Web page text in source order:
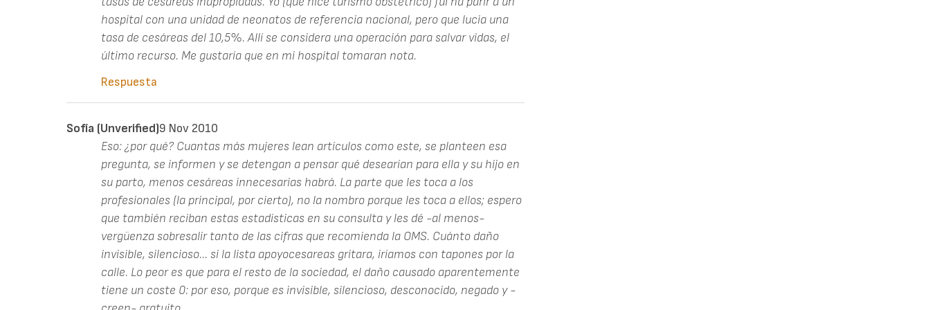
hospital con una unidad de neonatos de referencia nacional, pero que lucia una
tasa de cesáreas del 10,5%. Allí se considera una operación para salvar vidas, el
último recurso. Me gustaría que en mi hospital tomaran nota.
Respuesta
Sofía (unverified)9 Nov 2010
Eso: ¿por qué? Cuantas más mujeres lean artículos como este, se planteen esa
pregunta, se informen y se detengan a pensar qué desearían para ella y su hijo en
su parto, menos cesáreas innecesarias habrá. La parte que les toca a los
profesionales (la principal, por cierto), no la nombro porque les toca a ellos; espero
que también reciban estas estadísticas en su consulta y les dé -al menos-
vergüenza sobresalir tanto de las cifras que recomienda la OMS. Cuánto daño
invisible, silencioso... si la lista apoyocesareas gritara, iríamos con tapones por la
calle. Lo peor es que para el resto de la sociedad, el daño causado aparentemente
tiene un coste 0: por eso, porque es invisible, silencioso, desconocido, negado y -